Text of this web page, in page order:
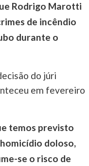
Rodrigo Marotti
de incêndio
durante o
do júri
em fevereiro
temos previsto
doloso,
se o risco de